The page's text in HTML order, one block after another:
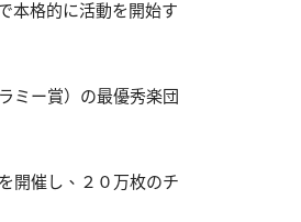
本格的に活動を開始す
ミー賞）の最優秀楽団
開催し、２０万枚のチ